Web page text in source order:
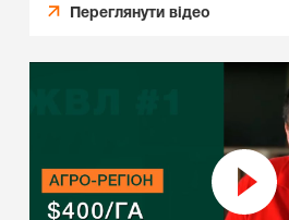
Переглянути відео